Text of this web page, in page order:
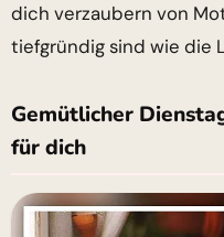
dich verzaubern von
tiefgründig sind wie die
Gemütlicher
für dich